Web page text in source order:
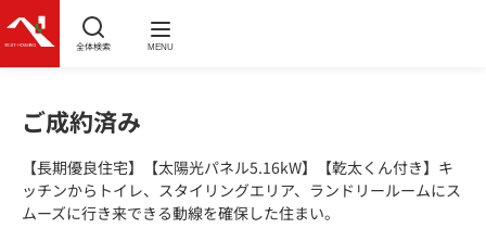
全体検索 MENU
ご成約済み
【長期優良住宅】【太陽光パネル5.16kW】【乾太くん付き】キ
ッチンからトイレ、スタイリングエリア、ランドリールームにス
ムーズに行き来できる動線を確保した住まい。